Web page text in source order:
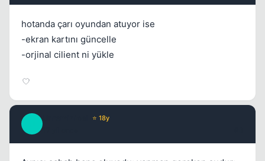
hotanda çarı oyundan atuyor ise
-ekran kartını güncelle
-orjinal cilient ni yükle
⭐ 18y